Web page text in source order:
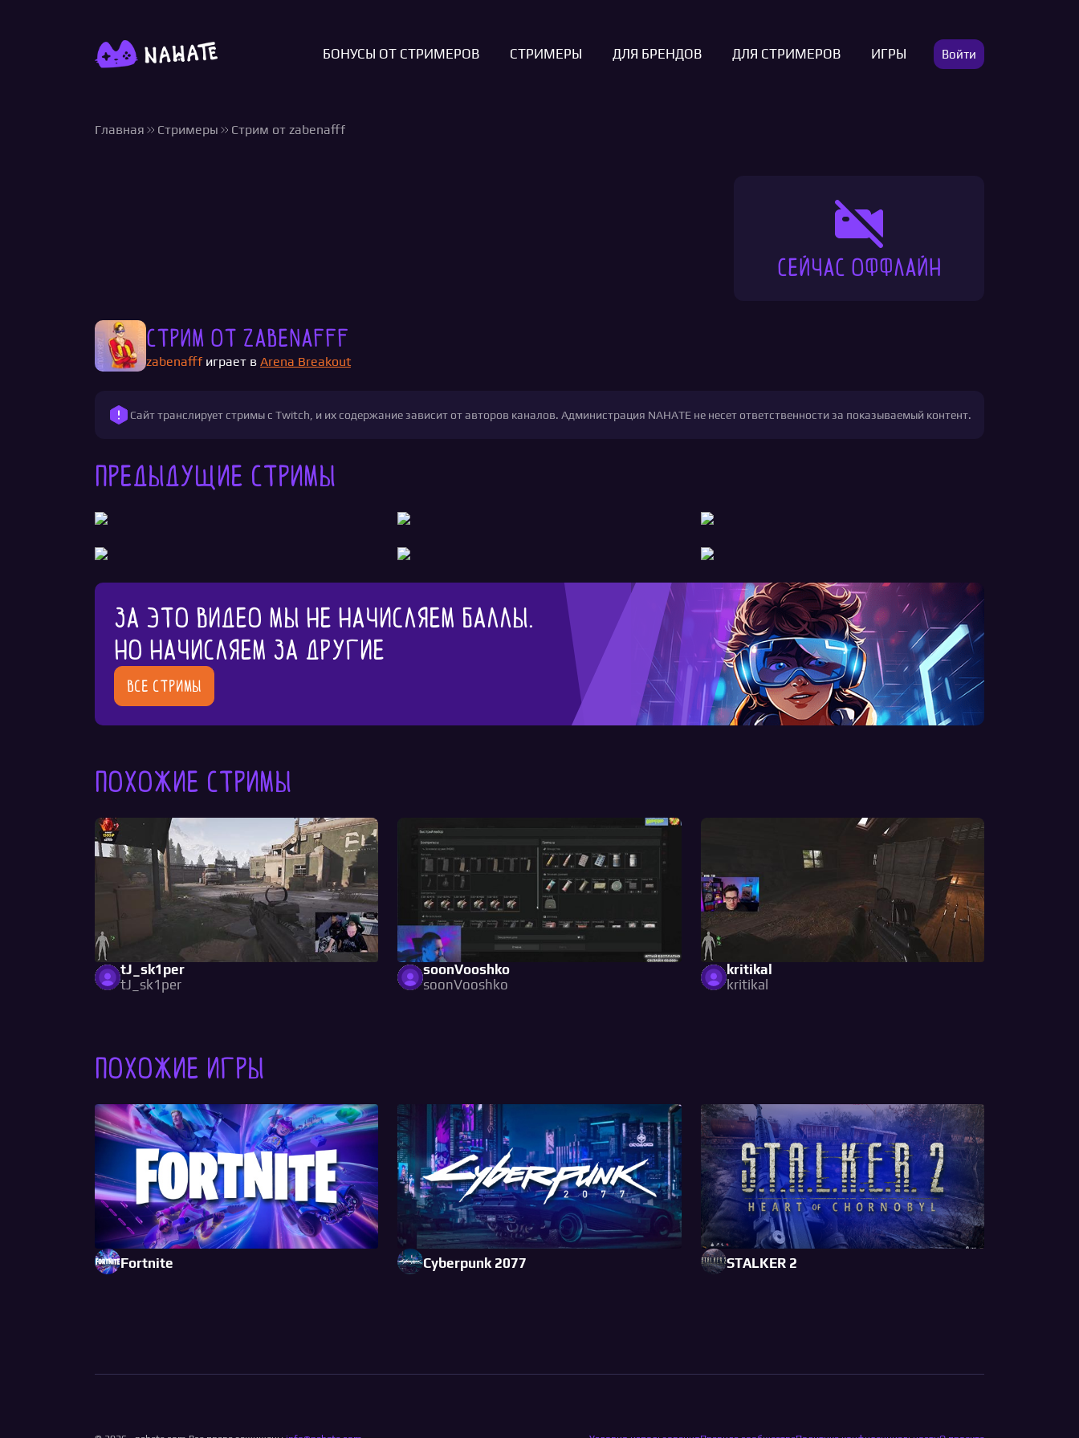
Войти
БОНУСЫ ОТ СТРИМЕРОВ СТРИМЕРЫ ДЛЯ БРЕНДОВ ДЛЯ СТРИМЕРОВ ИГРЫ
Главная Стримеры Стрим от zabenafff
Стрим от zabenafff
zabenafff играет в Arena Breakout
Сайт транслирует стримы с Twitch, и их содержание зависит от авторов каналов. Администрация NAHATE не несет ответственности за показываемый контент.
Сейчас оффлайн
Предыдущие стримы
За это видео мы не начисляем баллы.
Но начисляем за другие
Все стримы
Похожие стримы
tJ_sk1per
tJ_sk1per
soonVooshko
soonVooshko
kritikal
kritikal
Похожие игры
Fortnite Cyberpunk 2077 STALKER 2